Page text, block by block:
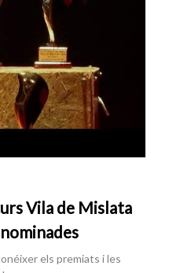
Vila de Mislata
els premiats i les